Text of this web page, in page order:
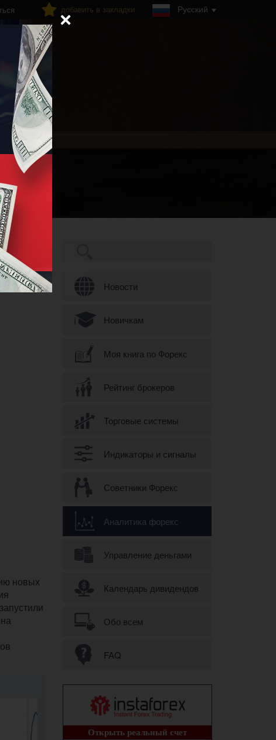
добавить в закладки Русский
Новости
Новичкам
Моя книга по Форекс
Рейтинг брокеров
Торговые системы
Индикаторы и сигналы
Советники Форекс
Аналитика форекс
Управление деньгами
Календарь дивидендов
Обо всем
FAQ
новых